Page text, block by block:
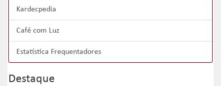
Kardecpedia
Café com Luz
Estatística Frequentadores
Destaque